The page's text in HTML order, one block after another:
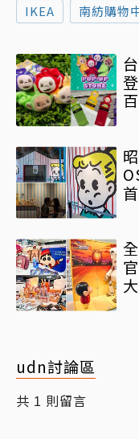
IKEA 南紡購物
udn討論區
共 1 則留言